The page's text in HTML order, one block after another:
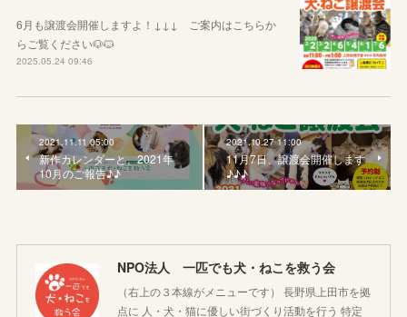
6月も譲渡会開催しますよ！↓↓↓ ご案内はこちらか
らご覧ください🐶🐱
2025.05.24 09:46
2021.11.11 05:00
新作カレンダーと、2021年
10月のご報告♪♪
2021.10.27 11:00
11月7日、譲渡会開催します
♪♪♪
NPO法人 一匹でも犬・ねこを救う会
（右上の３本線がメニューです） 長野県上田市を拠
点に 人・犬・猫に優しい街づくり活動を行う 特定